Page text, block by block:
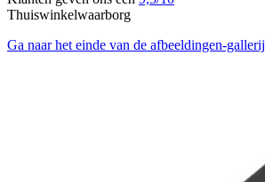
Thuiswinkelwaarborg
Ga naar het einde van de afbeeldingen-gallerij